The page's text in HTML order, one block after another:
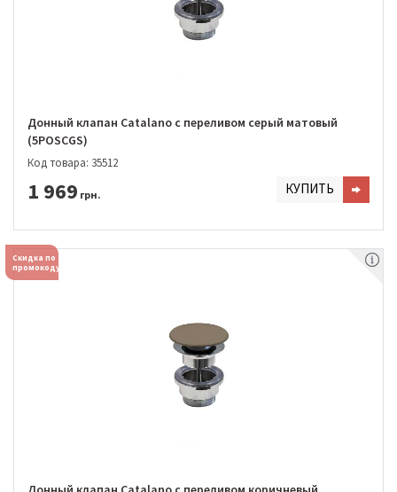
Донный клапан Catalano с переливом серый матовый
(5POSCGS)
Код товара: 35512
1 969 грн. КУПИТЬ
Скидка по
промокоду